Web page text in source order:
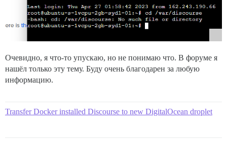
Очевидно, я что-то упускаю, но не понимаю что. В форуме я
нашёл только эту тему. Буду очень благодарен за любую
информацию.
Transfer Docker installed Discourse to new DigitalOcean droplet